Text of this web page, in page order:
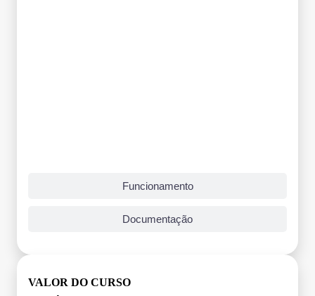
Funcionamento
Documentação
VALOR DO CURSO